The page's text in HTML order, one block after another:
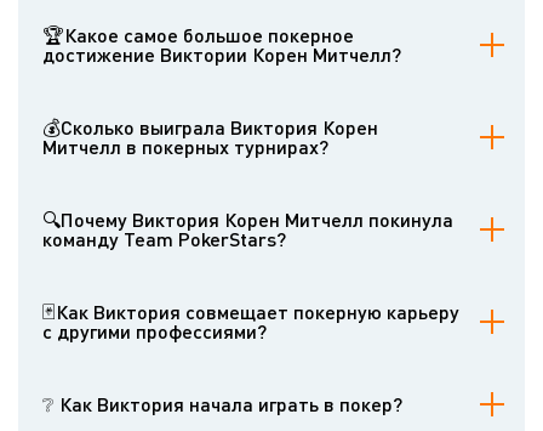
🏆Какое самое большое покерное
достижение Виктории Корен Митчелл?
игроком в истории, выигравшим два Главных события
Европейского покерного тура: EPT в Лондоне в 2006 году и EPT в
Сан-Ремо в 2014 году. Это достижение особенно примечательно
💰Сколько выиграла Виктория Корен
Митчелл в покерных турнирах?
превысил $2 500 000, что позволило ей войти в число самых
высокооплачиваемых женщин-игроков в покер всех времен (14-
🔍Почему Виктория Корен Митчелл покинула
команду Team PokerStars?
после того, как компания объявила о запуске онлайн-казино.
Она сослалась на этические соображения, связанные с
потенциальной зависимостью уязвимых людей от игр, в которых
🃏Как Виктория совмещает покерную карьеру
с другими профессиями?
телеведущей и писательнице. Она известна своей способностью
преуспевать в нескольких областях одновременно: с 2008 года
❔ Как Виктория начала играть в покер?